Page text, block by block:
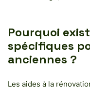
Pourquoi
spécifiques
anciennes ?
Les aides à la